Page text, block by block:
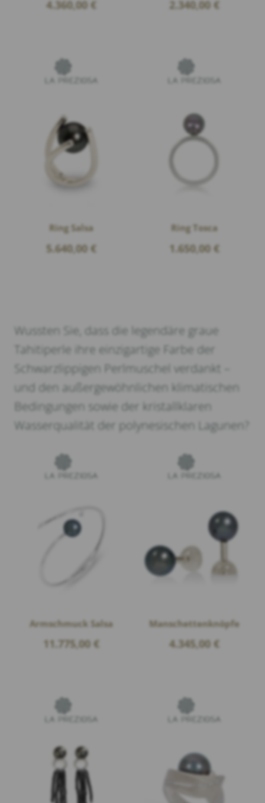
4.360,00 € 2.340,00 €
Ring Salsa
5.640,00 €
Ring Tosca
1.650,00 €
Wussten Sie, dass die legendäre graue
Tahitiperle ihre einzigartige Farbe der
Schwarzlippigen Perlmuschel verdankt –
und den außergewöhnlichen klimatischen
Bedingungen sowie der kristallklaren
Wasserqualität der polynesischen Lagunen?
Armschmuck Salsa
11.775,00 €
Manschettenknöpfe
4.345,00 €